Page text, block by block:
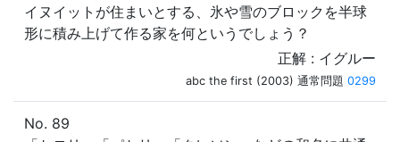
イヌイットが住まいとする、氷や雪のブロックを半球
形に積み上げて作る家を何というでしょう？
正解 : イグルー
abc the first (2003) 通常問題 0299
No. 89